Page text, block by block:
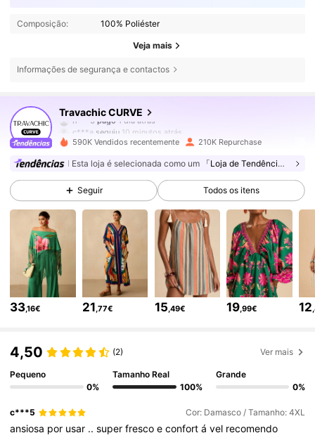
Composição: 100% Poliéster
Veja mais
Informações de segurança e contactos
Travachic CURVE
c***a seguiu 10 minutos atrás
217K Seguidores
217K Seguidores
217K Seguidores
4,77 217K Seguidores
4,77 217K Seguidores
590K Vendidos recentemente 210K Repurchase
Esta loja é selecionada como um 「Loja de Tendências」
Seguir Todos os itens
33,16€ 21,77€ 15,49€ 19,99€ 12
4,50 (2) Ver mais
Pequeno
0%
Tamanho Real
100%
Grande
0%
c***5 Cor: Damasco / Tamanho: 4XL
ansiosa por usar ..superfrescoeconfortável recomendo